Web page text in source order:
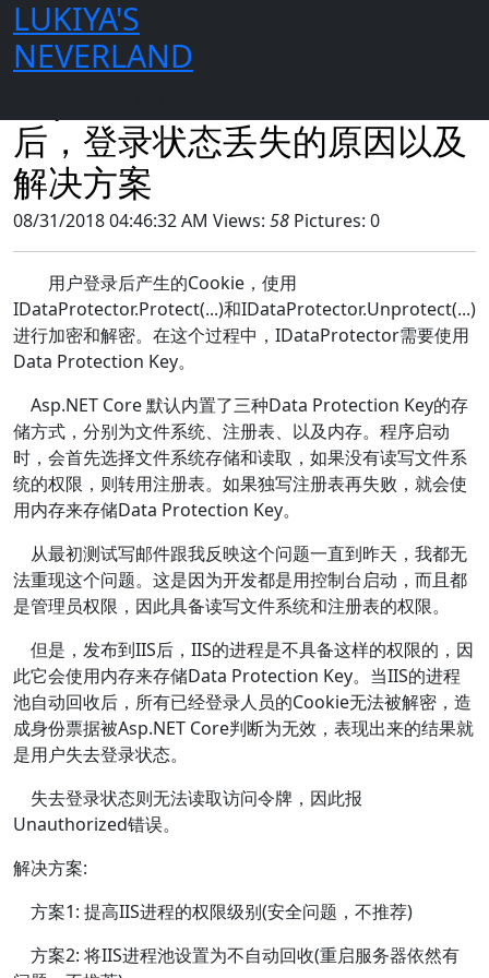
LUKIYA'S
NEVERLAND
首页 日志
后，登录状态丢失的原因以及
解决方案
08/31/2018 04:46:32 AM Views: 58 Pictures: 0
用户登录后产生的Cookie，使用
IDataProtector.Protect(...)和IDataProtector.Unprotect(...)
进行加密和解密。在这个过程中，IDataProtector需要使用
Data Protection Key。
Asp.NET Core 默认内置了三种Data Protection Key的存
储方式，分别为文件系统、注册表、以及内存。程序启动
时，会首先选择文件系统存储和读取，如果没有读写文件系
统的权限，则转用注册表。如果独写注册表再失败，就会使
用内存来存储Data Protection Key。
从最初测试写邮件跟我反映这个问题一直到昨天，我都无
法重现这个问题。这是因为开发都是用控制台启动，而且都
是管理员权限，因此具备读写文件系统和注册表的权限。
但是，发布到IIS后，IIS的进程是不具备这样的权限的，因
此它会使用内存来存储Data Protection Key。当IIS的进程
池自动回收后，所有已经登录人员的Cookie无法被解密，造
成身份票据被Asp.NET Core判断为无效，表现出来的结果就
是用户失去登录状态。
失去登录状态则无法读取访问令牌，因此报
Unauthorized错误。
解决方案:
方案1: 提高IIS进程的权限级别(安全问题，不推荐)
方案2: 将IIS进程池设置为不自动回收(重启服务器依然有